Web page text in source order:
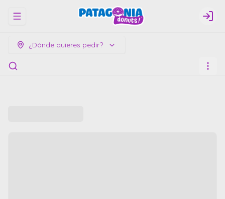
Abrir menu de navegación Login
¿Dónde quieres pedir?